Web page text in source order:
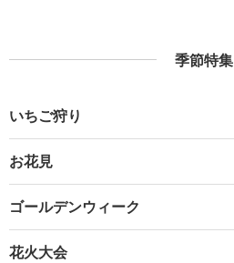
季節特集
いちご狩り
お花見
ゴールデンウィーク
花火大会